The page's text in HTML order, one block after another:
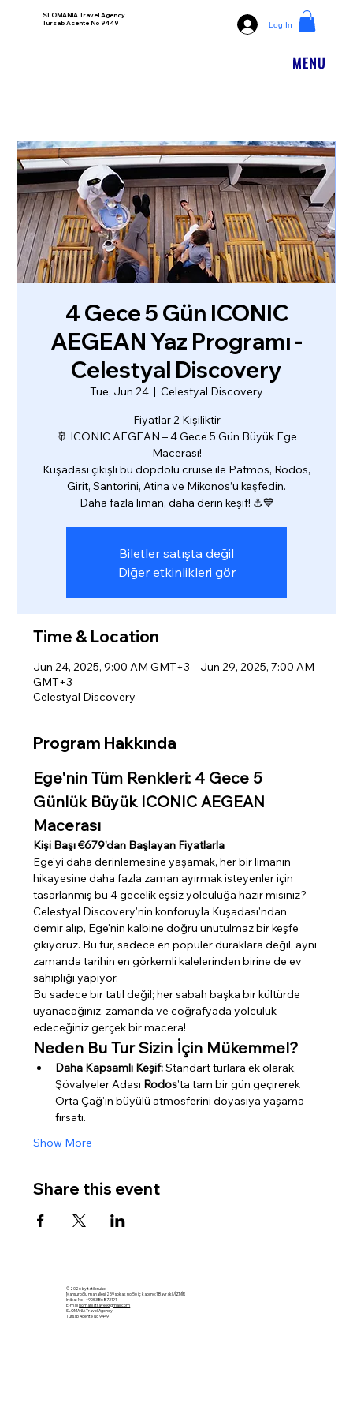
SLOMANIA Travel Agency
Tursab Acente No 9449
Log In
4 Gece 5 Gün ICONIC
AEGEAN Yaz Programı -
Celestyal Discovery
Tue, Jun 24
  |
Celestyal Discovery
Fiyatlar 2 Kişiliktir
🚢 ICONIC AEGEAN – 4 Gece 5 Gün Büyük Ege
Macerası!
Kuşadası çıkışlı bu dopdolu cruise ile Patmos, Rodos,
Girit, Santorini, Atina ve Mikonos’u keşfedin.
Daha fazla liman, daha derin keşif! ⚓💙
Biletler satışta değil
Diğer etkinlikleri gör
Time & Location
Jun 24, 2025, 9:00 AM GMT+3 – Jun 29, 2025, 7:00 AM
GMT+3
Celestyal Discovery
Program Hakkında
Ege'nin Tüm Renkleri: 4 Gece 5
Günlük Büyük ICONIC AEGEAN
Macerası
Kişi Başı €679'dan Başlayan Fiyatlarla
Ege'yi daha derinlemesine yaşamak, her bir limanın
hikayesine daha fazla zaman ayırmak isteyenler için
tasarlanmış bu 4 gecelik eşsiz yolculuğa hazır mısınız?
Celestyal Discovery'nin konforuyla Kuşadası'ndan
demir alıp, Ege'nin kalbine doğru unutulmaz bir keşfe
çıkıyoruz. Bu tur, sadece en popüler duraklara değil, aynı
zamanda tarihin en görkemli kalelerinden birine de ev
sahipliği yapıyor.
Bu sadece bir tatil değil; her sabah başka bir kültürde
uyanacağınız, zamanda ve coğrafyada yolculuk
edeceğiniz gerçek bir macera!
Neden Bu Tur Sizin İçin Mükemmel?
Daha Kapsamlı Keşif: Standart turlara ek olarak,
Şövalyeler Adası Rodos'ta tam bir gün geçirerek
Orta Çağ'ın büyülü atmosferini doyasıya yaşama
fırsatı.
Show More
Share this event
© 2026 by tatilcruise
Mansuroğlu mahallesi 259 sokak no:56 iç kapı no:1 Bayraklı/İZMİR
İrtibat No - +905386873191
E-mailslomaniatravel@gmail.com
SLOMANIA Travel Agency
Tursab Acente No 9449